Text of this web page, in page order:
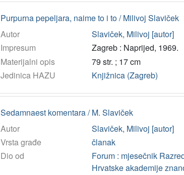
Purpurna pepeljara, naime to i to / Milivoj Slaviček
Autor
Slaviček, Milivoj [autor]
Impresum
Zagreb : Naprijed, 1969.
Materijalni opis
79 str. ; 17 cm
Jedinica HAZU
Knjižnica (Zagreb)
Sedamnaest komentara / M. Slaviček
Autor
Slaviček, Milivoj [autor]
Vrsta građe
članak
Dio od
Forum : mjesečnik
Hrvatske akademije